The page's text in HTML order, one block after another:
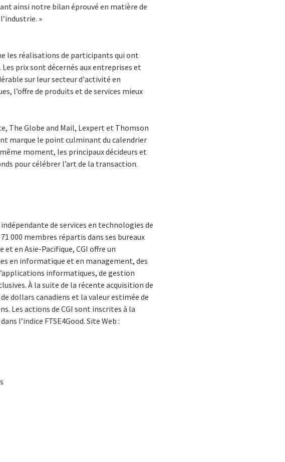
ainsi notre bilan éprouvé en matière de
»
les réalisations de participants qui ont
prix sont décernés aux entreprises et
sur leur secteur d'activité en
l’offre de produits et de services mieux
The Globe and Mail, Lexpert et Thomson
marque le point culminant du calendrier
moment, les principaux décideurs et
pour célébrer l’art de la transaction.
de services en technologies de
000 membres répartis dans ses bureaux
en Asie-Pacifique, CGI offre un
en informatique et en management, des
informatiques, de gestion
À la suite de la récente acquisition de
dollars canadiens et la valeur estimée de
Les actions de CGI sont inscrites à la
l’indice FTSE4Good. Site Web :